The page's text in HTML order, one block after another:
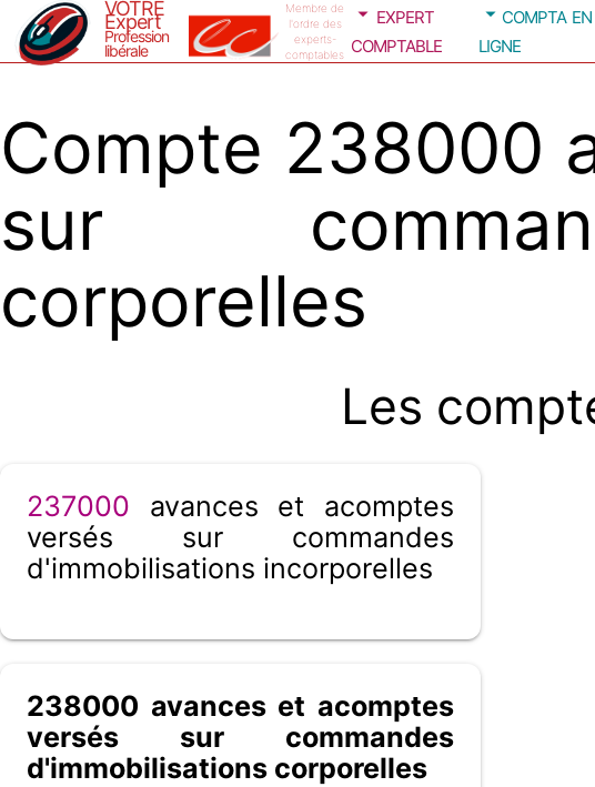
VOTRE
Expert
Profession
libérale
Membre de
l'ordre des
experts-
comptables
expert
comptable
compta en
ligne
Compte 238000
sur
corporelles
Les
237000 avances et acomptes
versés sur commandes
d'immobilisations incorporelles
238000 avances et acomptes
versés sur commandes
d'immobilisations corporelles